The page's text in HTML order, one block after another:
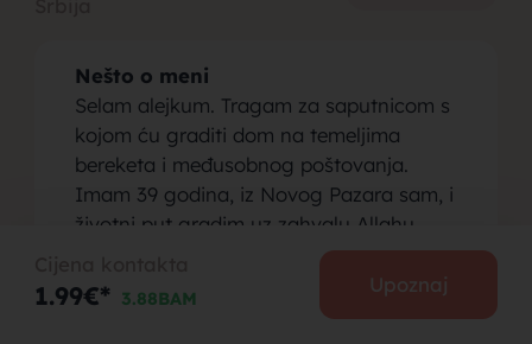
Nešto o meni
Selam alejkum. Tragam za saputnicom s
kojom ću graditi dom na temeljima
bereketa i međusobnog poštovanja.
Imam 39 godina, iz Novog Pazara sam, i
životni put gradim uz zahvalu Allahu
(Elhamdulillah). Kao nepušač, cijenim
zdravo tijelo i čist duh, pa isto tražim i od
svoje buduće hanume.
1.99€* 3.88BAM
Upoznaj
muskarci
za brak,